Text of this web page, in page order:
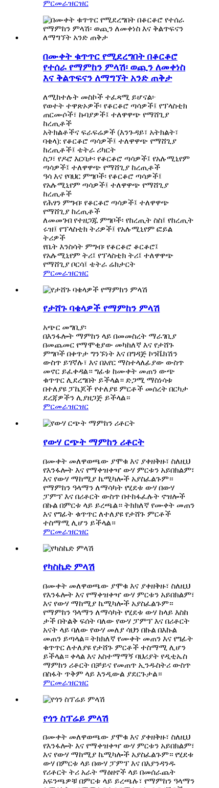
ምርመራዝርዝር
በሙቀት ቁጥጥር የሚደረግበት በቆርቆሮ
የተሰራ የማምከን ምላሽ፡ ወጪን ለመቀነስ
እና ቅልጥፍናን ለማግኘት አንድ ጠቅታ
ለሚከተሉት መስኮች ተፈጻሚ ይሆናል፦
የወተት ተዋጽኦዎች፡ የቆርቆሮ ጣሳዎች፤ የፕላስቲክ
ጠርሙሶች፣ ኩባያዎች፤ ተለዋዋጭ የማሸጊያ
ከረጢቶች
አትክልቶችና ፍራፍሬዎች (እንጉዳይ፣ አትክልት፣
ባቄላ): የቆርቆሮ ጣሳዎች፤ ተለዋዋጭ የማሸጊያ
ከረጢቶች፤ ቴትራ ሪካርት
ስጋ፣ የዶሮ እርባታ፡ የቆርቆሮ ጣሳዎች፤ የአሉሚኒየም
ጣሳዎች፤ ተለዋዋጭ የማሸጊያ ከረጢቶች
ዓሳ እና የባህር ምግቦች፡ የቆርቆሮ ጣሳዎች፤
የአሉሚኒየም ጣሳዎች፤ ተለዋዋጭ የማሸጊያ
ከረጢቶች
የሕፃን ምግብ፡ የቆርቆሮ ጣሳዎች፤ ተለዋዋጭ
የማሸጊያ ከረጢቶች
ለመመገብ የተዘጋጁ ምግቦች፡ የከረጢት ስስ፤ የከረጢት
ሩዝ፤ የፕላስቲክ ትሪዎች፤ የአሉሚኒየም ፎይል
ትሪዎች
የቤት እንስሳት ምግብ፡ የቆርቆሮ ቆርቆሮ፤
የአሉሚኒየም ትሪ፤ የፕላስቲክ ትሪ፤ ተለዋዋጭ
የማሸጊያ ቦርሳ፤ ቴትራ ሬክታርት
ምርመራዝርዝር
የታሸጉ ባቄላዎች የማምከን ምላሽ
አጭር መግቢያ፡
በእንፋሎት ማምከን ላይ በመመስረት ማራገቢያ
በመጨመር የማሞቂያው መካከለኛ እና የታሸጉ
ምግቦች በቀጥታ ግንኙነት እና በግዳጅ ኮንቬክሽን
ውስጥ ይገኛሉ፣ እና በአየር ማስተላለፊያው ውስጥ
መኖር ይፈቀዳል። ግፊቱ ከሙቀት መጠን ውጭ
ቁጥጥር ሊደረግበት ይችላል። ድጋሚ ማስነሳቱ
በተለያዩ ፓኬጆች የተለያዩ ምርቶች መሰረት በርካታ
ደረጃዎችን ሊያዘጋጅ ይችላል።
ምርመራዝርዝር
የውሃ ርጭት ማምከን ሪቶርት
በሙቀት መለዋወጫው ያሞቁ እና ያቀዘቅዙ፣ ስለዚህ
የእንፋሎት እና የማቀዝቀዣ ውሃ ምርቱን አይበክልም፣
እና የውሃ ማከሚያ ኬሚካሎች አያስፈልጉም።
የማምከን ዓላማን ለማሳካት የሂደቱ ውሃ በውሃ
ፓምፕ እና በሪቶርት ውስጥ በተከፋፈሉት ኖዝሎች
በኩል በምርቱ ላይ ይረጫል። ትክክለኛ የሙቀት መጠን
እና የግፊት ቁጥጥር ለተለያዩ የታሸጉ ምርቶች
ተስማሚ ሊሆን ይችላል።
ምርመራዝርዝር
የካስኬድ ምላሽ
በሙቀት መለዋወጫው ያሞቁ እና ያቀዘቅዙ፣ ስለዚህ
የእንፋሎት እና የማቀዝቀዣ ውሃ ምርቱን አይበክልም፣
እና የውሃ ማከሚያ ኬሚካሎች አያስፈልጉም።
የማምከን ዓላማን ለማሳካት የሂደቱ ውሃ ከላይ እስከ
ታች በትልቅ ፍሰት ባለው የውሃ ፓምፕ እና በሪቶርት
አናት ላይ ባለው የውሃ መለያ ሳህን በኩል በእኩል
መጠን ይጣላል። ትክክለኛ የሙቀት መጠን እና የግፊት
ቁጥጥር ለተለያዩ የታሸጉ ምርቶች ተስማሚ ሊሆን
ይችላል። ቀላል እና አስተማማኝ ባህሪያት የዲቲኤስ
ማምከን ሪቶርት በቻይና የመጠጥ ኢንዱስትሪ ውስጥ
በስፋት ጥቅም ላይ እንዲውል ያደርጉታል።
ምርመራዝርዝር
የጎን ስፕሬይ ምላሽ
በሙቀት መለዋወጫው ያሞቁ እና ያቀዘቅዙ፣ ስለዚህ
የእንፋሎት እና የማቀዝቀዣ ውሃ ምርቱን አይበክልም፣
እና የውሃ ማከሚያ ኬሚካሎች አያስፈልጉም። የሂደቱ
ውሃ በምርቱ ላይ በውሃ ፓምፕ እና በእያንዳንዱ
የሪቶርት ትሪ አራት ማዕዘኖች ላይ በመሰራጨት
አፍንጫዎቹ በምርቱ ላይ ይረጫሉ፣ የማምከን ዓላማን